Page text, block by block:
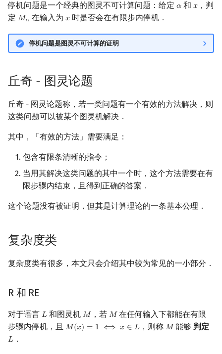
停机问题是一个经典的图灵不可计算问题：给定 𝛼
α 和𝑥
x ，判
定 𝑀𝛼
Mα 在输入为𝑥
x 时是否会在有限步内停机．
停机问题是图灵不可计算的证明
丘奇 - 图灵论题
丘奇 - 图灵论题称，若一类问题有一个有效的方法解决，则
这类问题可以被某个图灵机解决．
其中，「有效的方法」需要满足：
包含有限条清晰的指令；
当用其解决这类问题的其中一个时，这个方法需要在有
限步骤内结束，且得到正确的答案．
这个论题没有被证明，但其是计算理论的一条基本公理．
复杂度类
复杂度类有很多，本文只会介绍其中较为常见的一小部分．
R 和 RE
对于语言 𝐿
L和图灵机 𝑀
M ，若 𝑀
M 在任何输入下都能在有限
步骤内停机，且 𝑀(𝑥) = 1 ⟺ 𝑥 ∈ 𝐿
M(x)= 1⟺ x∈L ，则称 𝑀
M 能够 判定
𝐿
L．